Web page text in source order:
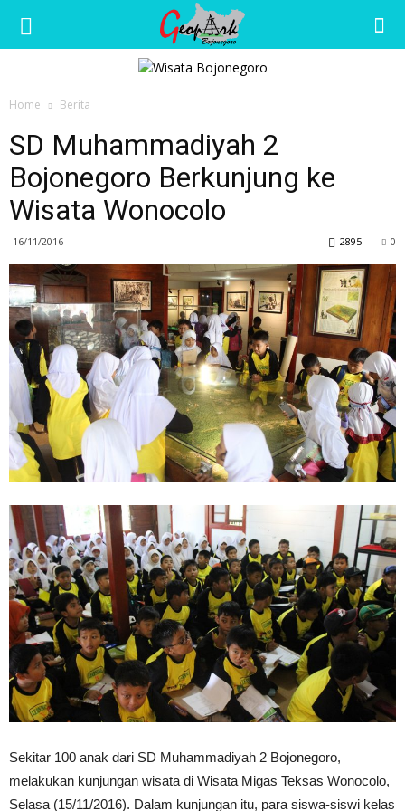
Wisata
Bojonegoro
Home Berita
SD Muhammadiyah 2
Bojonegoro Berkunjung ke
Wisata Wonocolo
16/11/2016 0
2895
Sekitar 100 anak dari SD Muhammadiyah 2 Bojonegoro,
melakukan kunjungan wisata di Wisata Migas Teksas Wonocolo,
Selasa (15/11/2016). Dalam kunjungan itu, para siswa-siswi kelas